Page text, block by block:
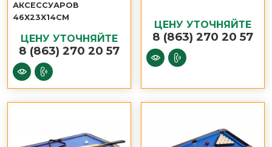
АКСЕССУАРОВ
46X23X14СМ
ЦЕНУ УТОЧНЯЙТЕ
8 (863) 270 20 57
ЦЕНУ УТОЧНЯЙТЕ
8 (863) 270 20 57